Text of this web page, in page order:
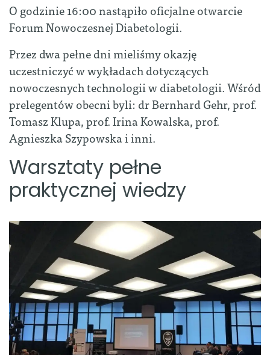
O godzinie 16:00 nastąpiło oficjalne otwarcie
Forum Nowoczesnej Diabetologii.
Przez dwa pełne dni mieliśmy okazję
uczestniczyć w wykładach dotyczących
nowoczesnych technologii w diabetologii. Wśród
prelegentów obecni byli: dr Bernhard Gehr, prof.
Tomasz Klupa, prof. Irina Kowalska, prof.
Agnieszka Szypowska i inni.
Warsztaty pełne
praktycznej wiedzy